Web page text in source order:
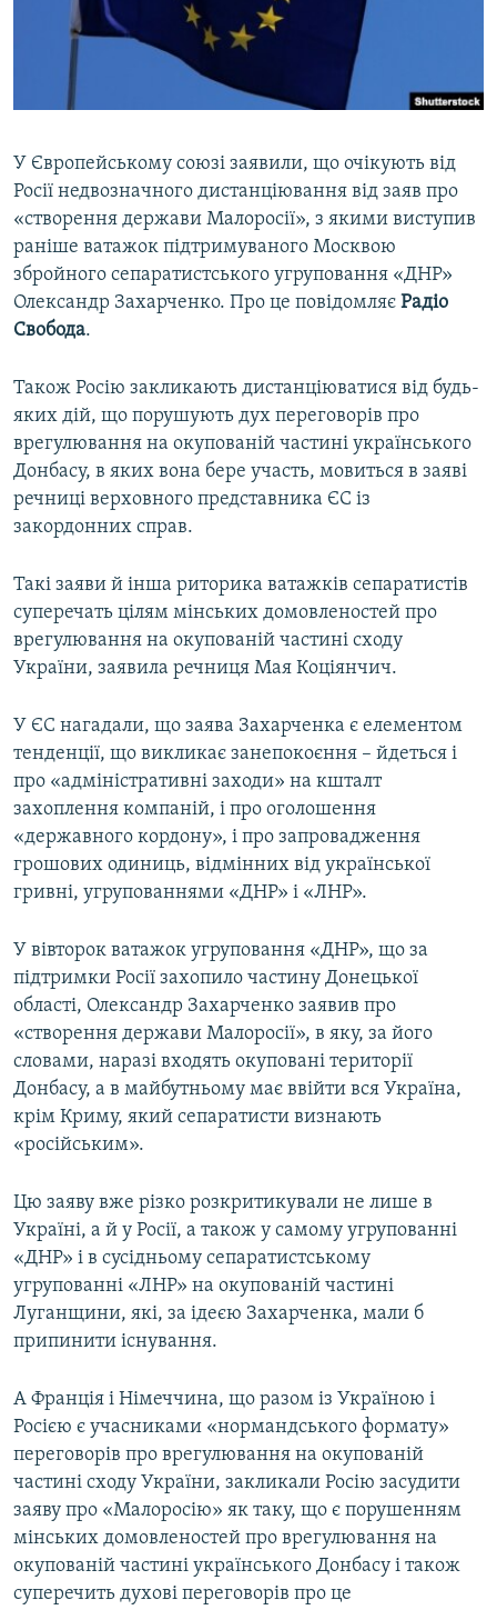
ВІДЕОУРОКИ «ELIFBE»
СВІДЧЕННЯ ОКУПАЦІЇ
УКРАЇНСЬКА ПРОБЛЕМА КРИМУ
Русский
Qırımtatar
Усі сайти RFE/RL
У Європейському союзі заявили, що очікують від
Росії недвозначного дистанціювання від заяв про
«створення держави Малоросії», з якими виступив
раніше ватажок підтримуваного Москвою
збройного сепаратистського угруповання «ДНР»
Олександр Захарченко. Про це повідомляє Радіо
Свобода.
Також Росію закликають дистанціюватися від будь-
яких дій, що порушують дух переговорів про
врегулювання на окупованій частині українського
Донбасу, в яких вона бере участь, мовиться в заяві
речниці верховного представника ЄС із
закордонних справ.
Такі заяви й інша риторика ватажків сепаратистів
суперечать цілям мінських домовленостей про
врегулювання на окупованій частині сходу
України, заявила речниця Мая Коціянчич.
У ЄС нагадали, що заява Захарченка є елементом
тенденції, що викликає занепокоєння – йдеться і
про «адміністративні заходи» на кшталт
захоплення компаній, і про оголошення
«державного кордону», і про запровадження
грошових одиниць, відмінних від української
гривні, угрупованнями «ДНР» і «ЛНР».
У вівторок ватажок угруповання «ДНР», що за
підтримки Росії захопило частину Донецької
області, Олександр Захарченко заявив про
«створення держави Малоросії», в яку, за його
словами, наразі входять окуповані території
Донбасу, а в майбутньому має ввійти вся Україна,
крім Криму, який сепаратисти визнають
«російським».
Цю заяву вже різко розкритикували не лише в
Україні, а й у Росії, а також у самому угрупованні
«ДНР» і в сусідньому сепаратистському
угрупованні «ЛНР» на окупованій частині
Луганщини, які, за ідеєю Захарченка, мали б
припинити існування.
А Франція і Німеччина, що разом із Україною і
Росією є учасниками «нормандського формату»
переговорів про врегулювання на окупованій
частині сходу України, закликали Росію засудити
заяву про «Малоросію» як таку, що є порушенням
мінських домовленостей про врегулювання на
окупованій частині українського Донбасу і також
суперечить духові переговорів про це